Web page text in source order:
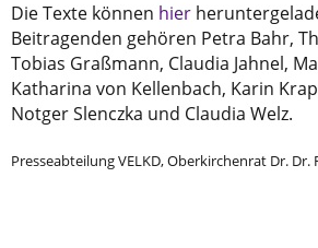
Die Texte können hier
Beitragenden gehören Petra Bahr,
Tobias Graßmann, Claudia Jahnel,
Katharina von Kellenbach, Karin
Notger Slenczka und Claudia Welz.
Presseabteilung VELKD, Oberkirchenrat Dr.